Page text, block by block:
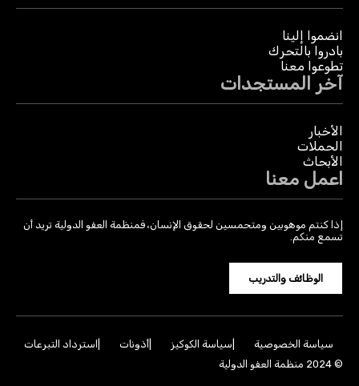
انضموا إلينا
بادروا بالتحرك
تطوعوا معنا
آخر المستجدات
الأخبار
الحملات
الأبحاث
اعمل معنا
إذا كنتم موهوبين ومتحمسين لحقوق الإنسان، فمنظمة العفو الدولية تريد أن
تسمع منكم.
الوظائف والتدريب
سياسة الخصوصية سياسة الكوكيز أذونات
استرداد التبرعات
© 2024 منظمة العفو الدولية